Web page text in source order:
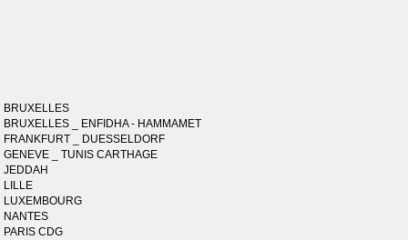
BRUXELLES
BRUXELLES _ ENFIDHA - HAMMAMET
FRANKFURT _ DUESSELDORF
GENEVE _ TUNIS CARTHAGE
JEDDAH
LILLE
LUXEMBOURG
NANTES
PARIS CDG